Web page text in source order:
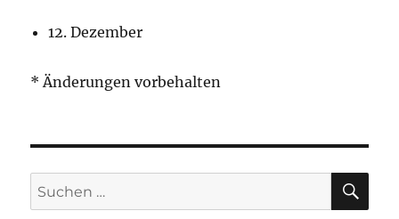
12. Dezember
* Änderungen vorbehalten
Suchen
nach: